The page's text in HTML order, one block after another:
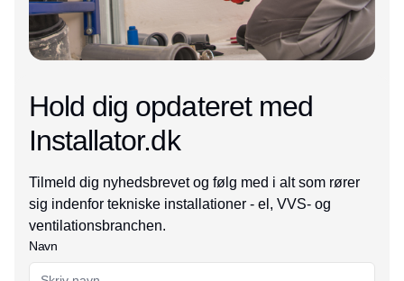
Hold dig opdateret med
Installator.dk
Tilmeld dig nyhedsbrevet og følg med i alt som rører
sig indenfor tekniske installationer - el, VVS- og
ventilationsbranchen.
Navn